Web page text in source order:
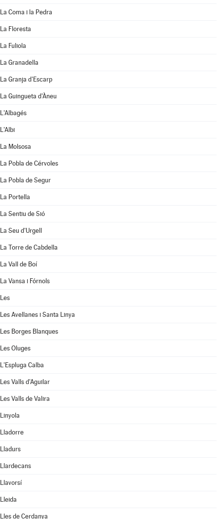
La Coma i la Pedra
La Floresta
La Fuliola
La Granadella
La Granja d'Escarp
La Guingueta d'Àneu
L'Albagés
L'Albi
La Molsosa
La Pobla de Cérvoles
La Pobla de Segur
La Portella
La Sentiu de Sió
La Seu d'Urgell
La Torre de Cabdella
La Vall de Boí
La Vansa i Fórnols
Les
Les Avellanes i Santa Linya
Les Borges Blanques
Les Oluges
L'Espluga Calba
Les Valls d'Aguilar
Les Valls de Valira
Linyola
Lladorre
Lladurs
Llardecans
Llavorsí
Lleida
Lles de Cerdanya